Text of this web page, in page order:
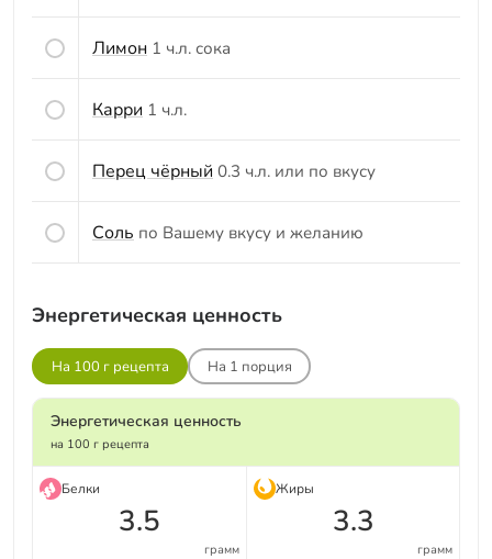
Лимон 1 ч.л. сока
Карри 1 ч.л.
Перец чёрный 0.3 ч.л. или по вкусу
Соль по Вашему вкусу и желанию
Энергетическая ценность
На 100 г рецепта На 1 порция
Энергетическая ценность
на 100 г рецепта
Белки
3.5
грамм
Жиры
3.3
грамм